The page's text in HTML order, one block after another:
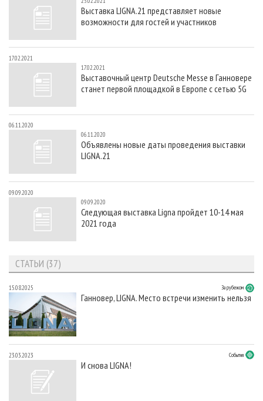
Выставка LIGNA.21 представляет новые
возможности для гостей и участников
17.02.2021
17.02.2021
Выставочный центр Deutsche Messe в Ганновере
станет первой площадкой в Европе с сетью 5G
06.11.2020
06.11.2020
Объявлены новые даты проведения выставки
LIGNA.21
09.09.2020
09.09.2020
Следующая выставка Ligna пройдет 10-14 мая
2021 года
СТАТЬИ (37)
15.08.2025 За рубежом
Ганновер, LIGNA. Место встречи изменить нельзя
23.03.2023 События
И снова LIGNA!